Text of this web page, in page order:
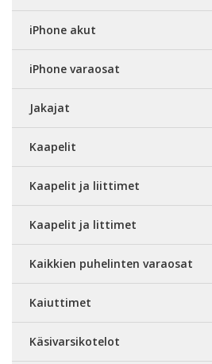
iPhone akut
iPhone varaosat
Jakajat
Kaapelit
Kaapelit ja liittimet
Kaapelit ja littimet
Kaikkien puhelinten varaosat
Kaiuttimet
Käsivarsikotelot